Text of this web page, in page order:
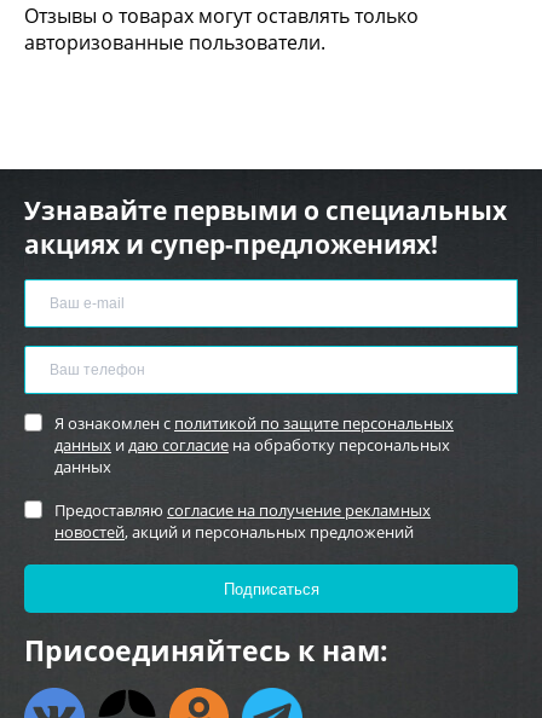
Отзывы о товарах могут оставлять только
авторизованные пользователи.
Узнавайте первыми о специальных
акциях и супер-предложениях!
Я ознакомлен с политикой по защите персональных
данных идаю согласие на обработку персональных
данных
Предоставляю согласие на получение рекламных
новостей, акций и персональных предложений
Присоединяйтесь к нам: